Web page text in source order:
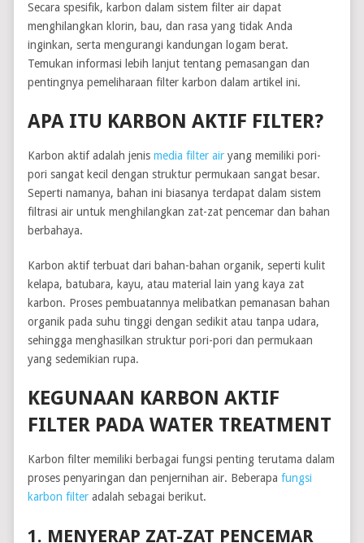
Secara spesifik, karbon dalam sistem filter air dapat
menghilangkan klorin, bau, dan rasa yang tidak Anda
inginkan, serta mengurangi kandungan logam berat.
Temukan informasi lebih lanjut tentang pemasangan dan
pentingnya pemeliharaan filter karbon dalam artikel ini.
APA ITU KARBON AKTIF FILTER?
Karbon aktif adalah jenismedia filter air yang memiliki pori-
pori sangat kecil dengan struktur permukaan sangat besar.
Seperti namanya, bahan ini biasanya terdapat dalam sistem
filtrasi air untuk menghilangkan zat-zat pencemar dan bahan
berbahaya.
Karbon aktif terbuat dari bahan-bahan organik, seperti kulit
kelapa, batubara, kayu, atau material lain yang kaya zat
karbon. Proses pembuatannya melibatkan pemanasan bahan
organik pada suhu tinggi dengan sedikit atau tanpa udara,
sehingga menghasilkan struktur pori-pori dan permukaan
yang sedemikian rupa.
KEGUNAAN KARBON AKTIF
FILTER PADA WATER TREATMENT
Karbon filter memiliki berbagai fungsi penting terutama dalam
proses penyaringan dan penjernihan air. Beberapafungsi
karbon filter adalah sebagai berikut.
1. MENYERAP ZAT-ZAT PENCEMAR